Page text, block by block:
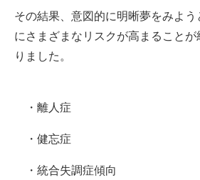
その結果、意図的に明晰夢をみよう
にさまざまなリスクが高まること
りました。
・離人症
・健忘症
・統合失調症傾向